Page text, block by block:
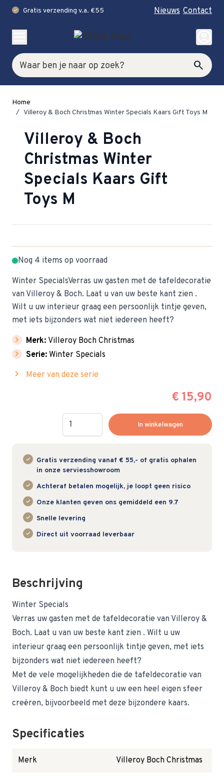
check Gratis verzending v.a. €55 Nieuws Contact
Zoek search
account_circle
Home
/ Villeroy & Boch Christmas Winter Specials Kaars Gift Toys M
Villeroy & Boch
Christmas Winter
Specials Kaars Gift
Toys M
Nog 4 items op voorraad
Winter SpecialsVerras uw gasten met de tafeldecoratie
van Villeroy & Boch. Laat u van uw beste kant zien .
Wilt u uw interieur graag een persoonlijk tintje geven,
met iets bijzonders wat niet iedereen heeft?
chevron_right Merk: Villeroy Boch Christmas
chevron_right Serie: Winter Specials
chevron_right Meer van deze serie
€ 15,90
Hoeveelheid
In winkelwagen
Gratis verzending vanaf € 55,- of gratis ophalen
in onze serviesshowroom
Achteraf betalen mogelijk, je loopt geen risico
Onze klanten geven ons gemiddeld een 9.7
Snelle levering
Direct uit voorraad leverbaar
Beschrijving
Winter Specials
Verras uw gasten met de tafeldecoratie van Villeroy &
Boch. Laat u van uw beste kant zien . Wilt u uw
interieur graag een persoonlijk tintje geven, met iets
bijzonders wat niet iedereen heeft?
Met de vele mogelijkheden die de tafeldecoratie van
Villeroy & Boch biedt kunt u uw een heel eigen sfeer
creëren, bijvoorbeeld met deze bijzondere kaars.
Specificaties
Merk Villeroy Boch Christmas